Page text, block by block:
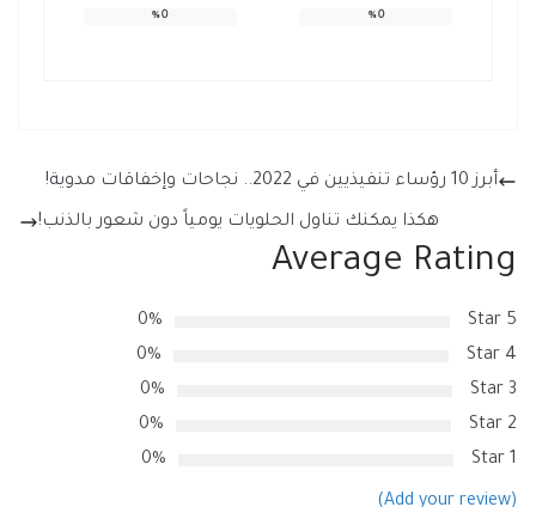
0
%
0
%
أبرز 10 رؤساء تنفيذيين في 2022.. نجاحات وإخفاقات مدوية!
هكذا يمكنك تناول الحلويات يومياً دون شعور بالذنب!
Average Rating
5 Star
0%
4 Star
0%
3 Star
0%
2 Star
0%
1 Star
0%
(Add your review)